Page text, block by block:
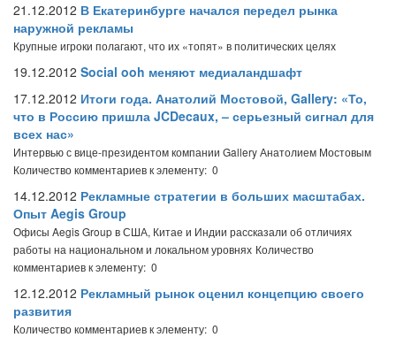
21.12.2012 В Екатеринбурге начался передел рынка
наружной рекламы
Крупные игроки полагают, что их «топят» в политических целях
19.12.2012 Social ooh меняют медиаландшафт
17.12.2012 Итоги года. Анатолий Мостовой, Gallery: «То,
что в Россию пришла JCDecaux, – серьезный сигнал для
всех нас»
Интервью с вице-президентом компании Gallery Анатолием Мостовым
Количество комментариев к элементу: 0
14.12.2012 Рекламные стратегии в больших масштабах.
Опыт Aegis Group
Офисы Aegis Group в США, Китае и Индии рассказали об отличиях
работы на национальном и локальном уровнях Количество
комментариев к элементу: 0
12.12.2012 Рекламный рынок оценил концепцию своего
развития
Количество комментариев к элементу: 0